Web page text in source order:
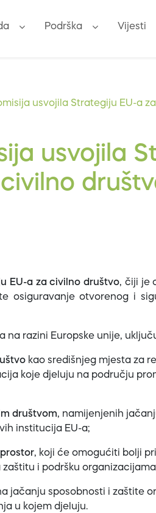
Podrška Vijesti
usvojila Strategiju EU-a
usvojila
EU-a za civilno društvo, čiji je
osiguravanje otvorenog i
na razini Europske unije,
kao središnjeg mjesta za
koje djeluju na području
društvom, namijenjenih
institucija EU-a;
, koji će omogućiti bolji
i podršku
jačanju sposobnosti i zaštite
u kojem djeluju.